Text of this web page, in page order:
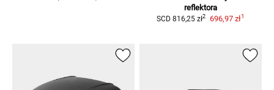
reflektora
SCD 816,25 zł2 696,97 zł1